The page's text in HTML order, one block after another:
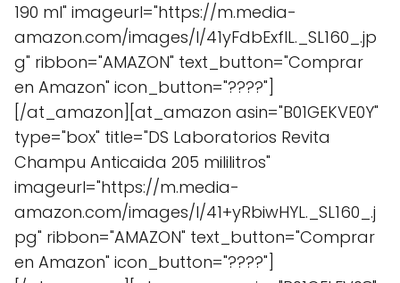
190 ml" imageurl="https://m.media-
amazon.com/images/I/41yFdbExflL._SL160_.jp
g" ribbon="AMAZON" text_button="Comprar
en Amazon" icon_button="????"]
[/at_amazon][at_amazon asin="B01GEKVE0Y"
type="box" title="DS Laboratorios Revita
Champu Anticaida 205 mililitros"
imageurl="https://m.media-
amazon.com/images/I/41+yRbiwHYL._SL160_.j
pg" ribbon="AMAZON" text_button="Comprar
en Amazon" icon_button="????"]